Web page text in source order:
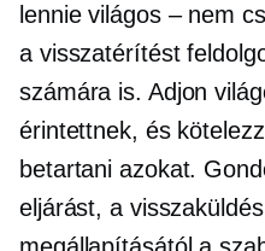
lennievilágos – nem
a visszatérítést
számára is. Adjon
érintettnek, és
betartani azokat.
eljárást, a